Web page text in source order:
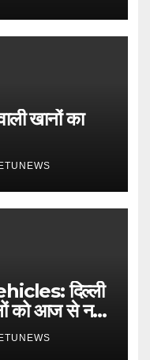
खानों का
दिल्ली
को आज से नहीं